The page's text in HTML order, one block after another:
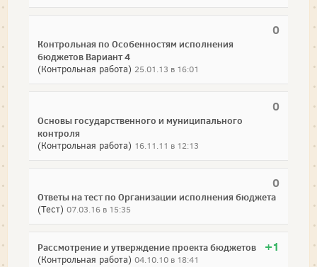
0
Контрольная по Особенностям исполнения
бюджетов Вариант 4
(Контрольная работа) 25.01.13 в 16:01
0
Основы государственного и муниципального
контроля
(Контрольная работа) 16.11.11 в 12:13
0
Ответы на тест по Организации исполнения бюджета
(Тест) 07.03.16 в 15:35
+1
Рассмотрение и утверждение проекта бюджетов
(Контрольная работа) 04.10.10 в 18:41